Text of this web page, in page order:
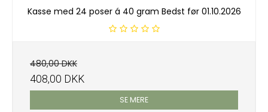
Kasse med 24 poser á 40 gram Bedst før 01.10.2026
480,00 DKK
408,00 DKK
SE MERE